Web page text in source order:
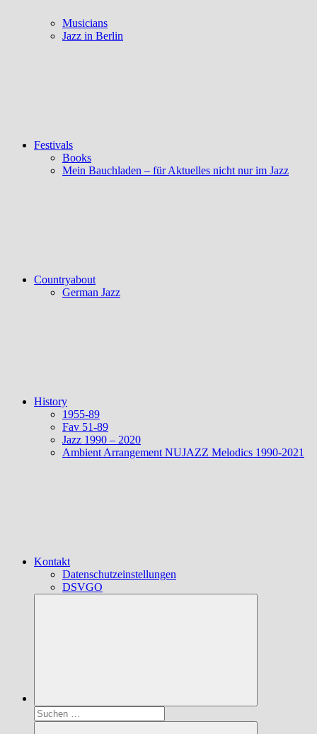
Musicians
Jazz in Berlin
Festivals
Books
Mein Bauchladen – für Aktuelles nicht nur im Jazz
Countryabout
German Jazz
History
1955-89
Fav 51-89
Jazz 1990 – 2020
Ambient Arrangement NUJAZZ Melodics 1990-2021
Kontakt
Datenschutzeinstellungen
DSVGO
Suchen
nach: